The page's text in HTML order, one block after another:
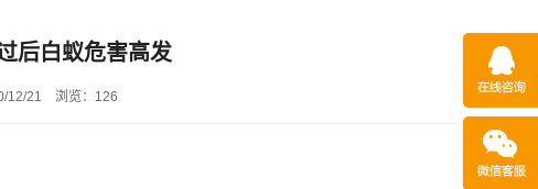
后白蚁危害高发
12/21 浏览： 126